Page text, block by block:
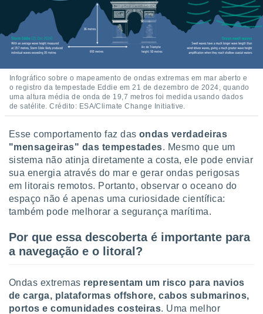
Infográfico sobre o mapeamento de ondas extremas em mar aberto e
o registro da tempestade Eddie em 21 de dezembro de 2024, quando
uma altura média de onda de 19,7 metros foi medida usando dados
de satélite. Crédito: ESA/Climate Change Initiative.
Esse comportamento faz das ondas verdadeiras
"mensageiras" das tempestades. Mesmo que um
sistema não atinja diretamente a costa, ele pode enviar
sua energia através do mar e gerar ondas perigosas
em litorais remotos. Portanto, observar o oceano do
espaço não é apenas uma curiosidade científica:
também pode melhorar a segurança marítima.
Por que essa descoberta é importante para
a navegação e o litoral?
Ondas extremas representam um risco para navios
de carga, plataformas offshore, cabos submarinos,
portos e comunidades costeiras. Uma melhor